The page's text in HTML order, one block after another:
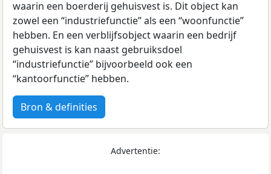
waarin een boerderij gehuisvest is. Dit object kan
zowel een “industriefunctie” als een “woonfunctie”
hebben. En een verblijfsobject waarin een bedrijf
gehuisvest is kan naast gebruiksdoel
“industriefunctie” bijvoorbeeld ook een
“kantoorfunctie” hebben.
Bron & definities
Advertentie: